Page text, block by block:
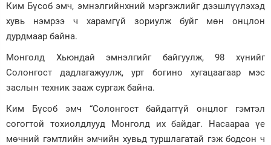
Ким Бүсоб эмч, эмнэлгийнхний мэргэжлийг дээшлүүлэхэд
хувь нэмрээ ч харамгүй зориулж буйг мөн онцлон
дурдмаар байна.
Монголд Хьюндай эмнэлгийг байгуулж, 98 хүнийг
Солонгост дадлагажуулж, урт богино хугацаагаар мэс
заслын техник зааж сургаж байна.
Ким Бүсоб эмч “Солонгост байдаггүй онцлог гэмтэл
согогтой тохиолдлууд Монголд их байдаг. Насаараа үе
мөчний гэмтлийн эмчийн хувьд туршлагатай гэж бодсон ч